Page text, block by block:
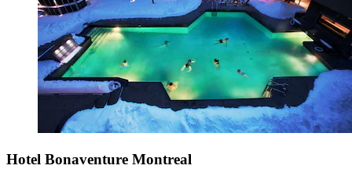
Hotel Bonaventure Montreal